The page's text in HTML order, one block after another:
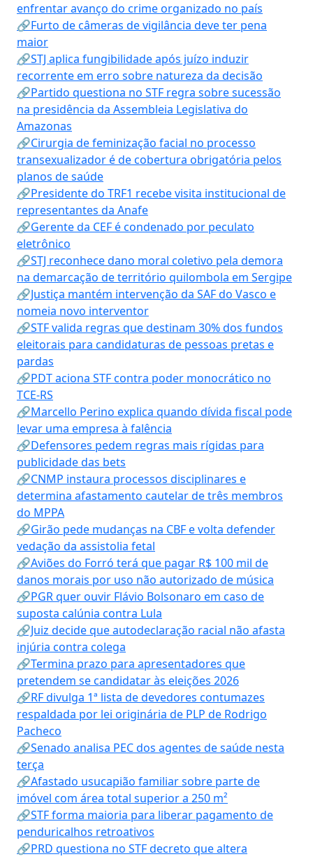
enfrentar avanço do crime organizado no país
🔗Furto de câmeras de vigilância deve ter pena
maior
🔗STJ aplica fungibilidade após juízo induzir
recorrente em erro sobre natureza da decisão
🔗Partido questiona no STF regra sobre sucessão
na presidência da Assembleia Legislativa do
Amazonas
🔗Cirurgia de feminização facial no processo
transexualizador é de cobertura obrigatória pelos
planos de saúde
🔗Presidente do TRF1 recebe visita institucional de
representantes da Anafe
🔗Gerente da CEF é condenado por peculato
eletrônico
🔗STJ reconhece dano moral coletivo pela demora
na demarcação de território quilombola em Sergipe
🔗Justiça mantém intervenção da SAF do Vasco e
nomeia novo interventor
🔗STF valida regras que destinam 30% dos fundos
eleitorais para candidaturas de pessoas pretas e
pardas
🔗PDT aciona STF contra poder monocrático no
TCE-RS
🔗Marcello Perino explica quando dívida fiscal pode
levar uma empresa à falência
🔗Defensores pedem regras mais rígidas para
publicidade das bets
🔗CNMP instaura processos disciplinares e
determina afastamento cautelar de três membros
do MPPA
🔗Girão pede mudanças na CBF e volta defender
vedação da assistolia fetal
🔗Aviões do Forró terá que pagar R$ 100 mil de
danos morais por uso não autorizado de música
🔗PGR quer ouvir Flávio Bolsonaro em caso de
suposta calúnia contra Lula
🔗Juiz decide que autodeclaração racial não afasta
injúria contra colega
🔗Termina prazo para apresentadores que
pretendem se candidatar às eleições 2026
🔗RF divulga 1ª lista de devedores contumazes
respaldada por lei originária de PLP de Rodrigo
Pacheco
🔗Senado analisa PEC dos agentes de saúde nesta
terça
🔗Afastado usucapião familiar sobre parte de
imóvel com área total superior a 250 m²
🔗STF forma maioria para liberar pagamento de
penduricalhos retroativos
🔗PRD questiona no STF decreto que altera